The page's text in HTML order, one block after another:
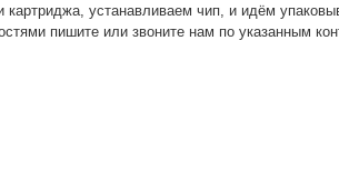
устанавливаем чип, и идём
пишите или звоните нам по указанным